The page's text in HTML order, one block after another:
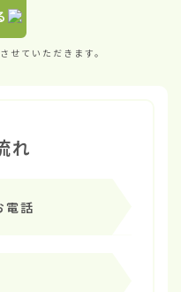
せていただきます。
れ
電話